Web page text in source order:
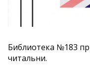
Библиотека №183
читальни.